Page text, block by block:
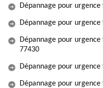
Dépannage pour
Dépannage pour
Dépannage pour
77430
Dépannage pour
Dépannage pour